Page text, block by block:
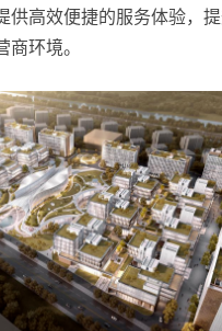
供高效便捷的服务体验，
环境。